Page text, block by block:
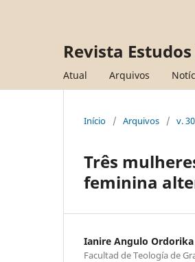
Revista
Atual Arquivos
Início / Arquivos / v.
Três
feminina
Ianire Angulo Ordorika
Facultad de Teología de